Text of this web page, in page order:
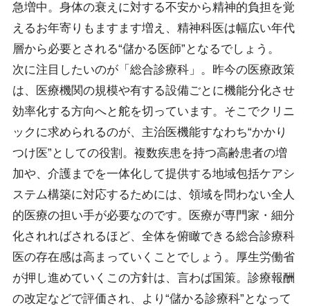
急増中。身体の衰えに対する不安から精神的負担を覚
えるお年寄りもますます増え、精神科医は幅広い年代
層から必要とされる“儲かる医師”となるでしょう。
次に注目したいのが「総合診療科」。昨今の医療政策
は、医療機関の規模や有する設備ごとに機能分化させ
効率化する方向へと舵を切っています。そこでクリニ
ックに求められるのが、主治医機能すなわち“かかり
つけ医”としての役割。複数疾患を持つ高齢患者の増
加や、介護までを一体化して提供する地域包括ケアシ
ステム構築に対応するためには、領域を問わない全人
的医療の担い手が必要なのです。医療が専門家・細分
化されればされるほど、全体を俯瞰できる総合診療科
医の存在感は高まっていくことでしょう。厚生労働省
が押し進めていくこの方針は、言わば国策。診療報酬
の改定などで評価され、より“儲かる診療科”となって